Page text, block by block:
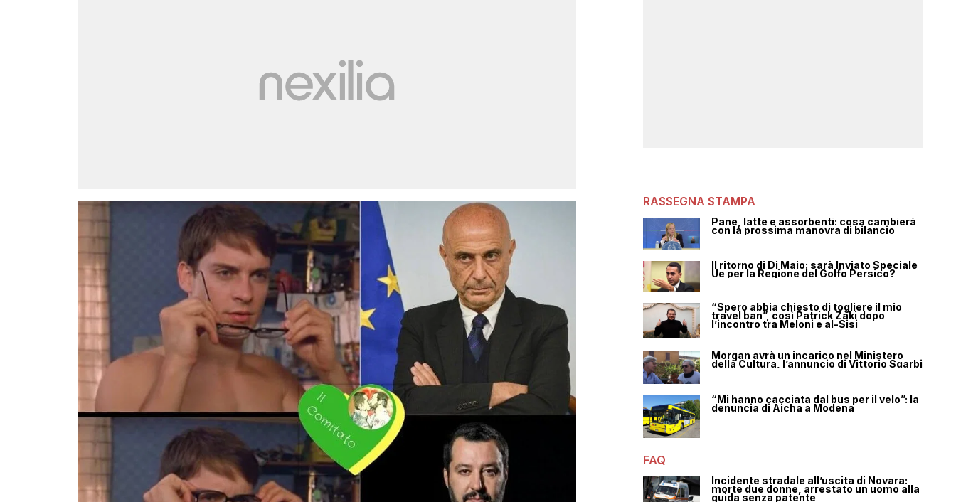
RASSEGNA STAMPA
Pane, latte e assorbenti: cosa cambierà
con la prossima manovra di bilancio
Il ritorno di Di Maio: sarà Inviato Speciale
Ue per la Regione del Golfo Persico?
“Spero abbia chiesto di togliere il mio
travel ban”, così Patrick Zaki dopo
l’incontro tra Meloni e al-Sisi
Morgan avrà un incarico nel Ministero
della Cultura, l’annuncio di Vittorio Sgarbi
“Mi hanno cacciata dal bus per il velo”: la
denuncia di Aicha a Modena
FAQ
Incidente stradale all’uscita di Novara:
morte due donne, arrestato un uomo alla
guida senza patente